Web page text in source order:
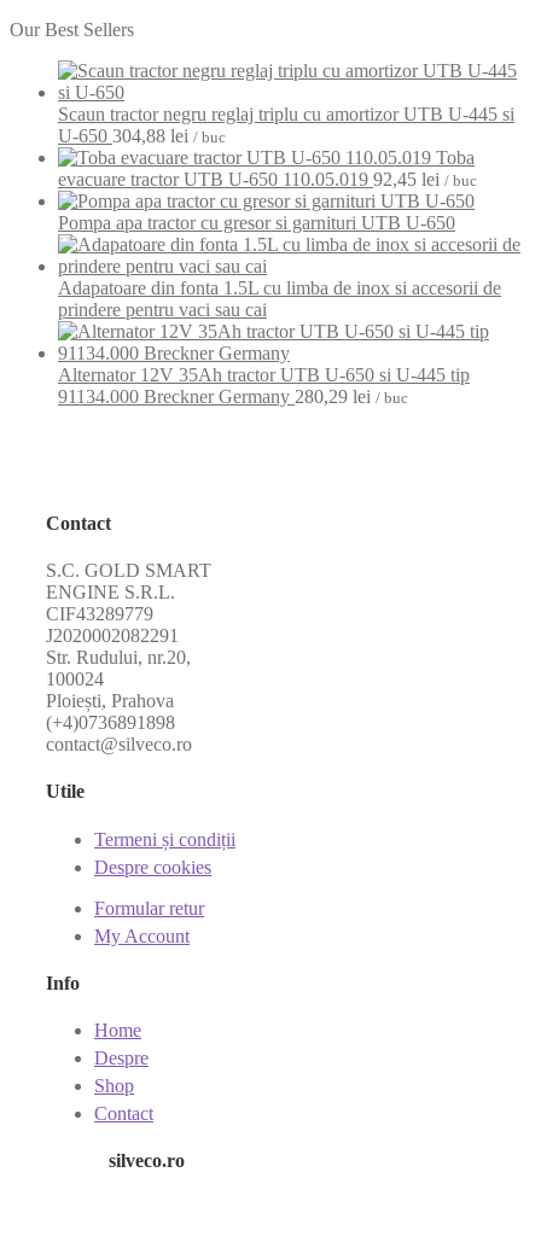
Our Best Sellers
Scaun tractor negru reglaj triplu cu amortizor UTB U-445 si
U-650 304,88 lei / buc
Toba
evacuare tractor UTB U-650 110.05.019 92,45 lei / buc
Pompa apa tractor cu gresor si garnituri UTB U-650
Adapatoare din fonta 1.5L cu limba de inox si accesorii de
prindere pentru vaci sau cai
Alternator 12V 35Ah tractor UTB U-650 si U-445 tip
91134.000 Breckner Germany 280,29 lei / buc
Contact
S.C. GOLD SMART
ENGINE S.R.L.
CIF43289779
J2020002082291
Str. Rudului, nr.20,
100024
Ploiești, Prahova
(+4)0736891898
contact@silveco.ro
Utile
Termeni și condiții
Despre cookies
Formular retur
My Account
Info
Home
Despre
Shop
Contact
silveco.ro